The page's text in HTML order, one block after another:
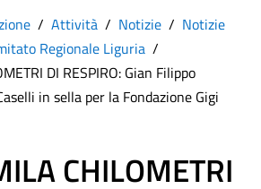
Attività Notizie
Notizie
Regionale Liguria
DI RESPIRO: Gian Filippo
in sella per la Fondazione Gigi
CHILOMETRI